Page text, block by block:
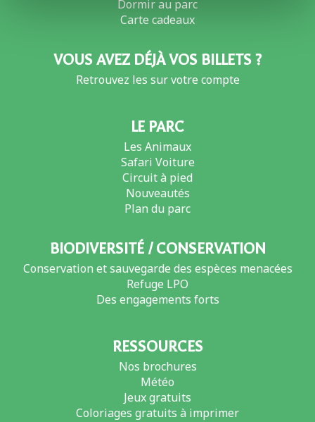
Dormir au parc
Carte cadeaux
VOUS AVEZ DÉJÀ VOS BILLETS ?
Retrouvez les sur votre compte
LE PARC
Les Animaux
Safari Voiture
Circuit à pied
Nouveautés
Plan du parc
BIODIVERSITÉ / CONSERVATION
Conservation et sauvegarde des espèces menacées
Refuge LPO
Des engagements forts
RESSOURCES
Nos brochures
Météo
Jeux gratuits
Coloriages gratuits à imprimer